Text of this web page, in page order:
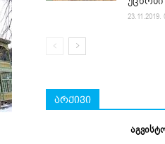
23.11.2019.
არქივი